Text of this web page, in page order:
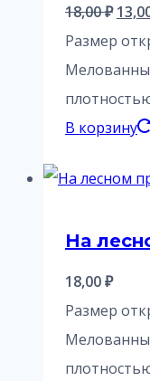
18,00₽
Размер
В корзину
На
18,00₽
Размер